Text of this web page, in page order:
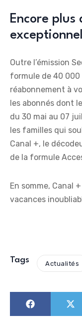
Encore plus
Outre l’émission
formule de 40
réabonnement à
les abonnés dont
du 30 mai au 07
les familles qui
Canal +, le
de la formule
En somme, Canal
vacances
Tags Actualités